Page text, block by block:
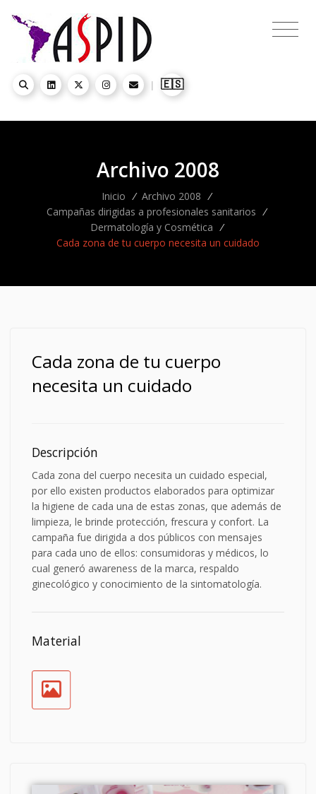
| 🇪🇸
Archivo 2008
Inicio / Archivo 2008 /
Campañas dirigidas a profesionales sanitarios /
Dermatología y Cosmética /
Cada zona de tu cuerpo necesita un cuidado
Cada zona de tu cuerpo
necesita un cuidado
Descripción
Cada zona del cuerpo necesita un cuidado especial,
por ello existen productos elaborados para optimizar
la higiene de cada una de estas zonas, que además de
limpieza, le brinde protección, frescura y confort. La
campaña fue dirigida a dos públicos con mensajes
para cada uno de ellos: consumidoras y médicos, lo
cual generó awareness de la marca, respaldo
ginecológico y conocimiento de la sintomatología.
Material